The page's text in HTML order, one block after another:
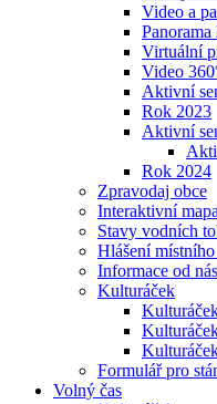
Video a
Panorama
Virtuální
Video
Aktivní
Rok 2023
Aktivní
Rok 2024
Zpravodaj obce
Interaktivní mapa
Stavy vodních
Hlášení
Informace od nás
Kulturáček
Formulář pro
Volný čas